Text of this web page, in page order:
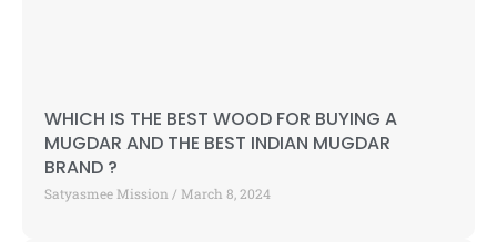
WHICH IS THE BEST WOOD FOR BUYING A
MUGDAR AND THE BEST INDIAN MUGDAR
BRAND ?
Satyasmee Mission March 8, 2024